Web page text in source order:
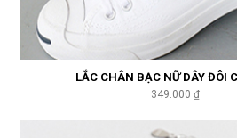
LẮC CHÂN BẠC NỮ DÂY ĐÔI
349.000 ₫